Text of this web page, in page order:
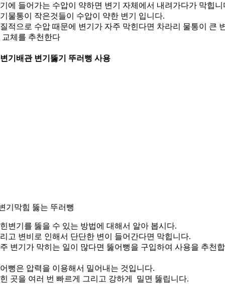
에 들어가는 수압이 약하면 변기 자체에서 내려가다가 막힙니
물통이 작은것들이 수압이 약한 변기 입니다.
적으로 수압 때문에 변기가 자주 막힌다면 차라리 물통이 큰
교체를 추천한다
기배관 변기뚫기 뚜러뻥 사용
기막힘 뚫는 뚜러뻥
변기를 뚫을 수 있는 방법에 대해서 알아 봅시다.
고 변비로 인해서 단단한 변이 들어간다면 막힙니다.
변기가 막히는 일이 많다면 뚫어뻥을 구입하여 사용을 추천
뻥은 압력을 이용해서 밀어내는 것입니다.
곳을 여러 번 빠르게 그리고 강하게 밀면 뚫립니다.